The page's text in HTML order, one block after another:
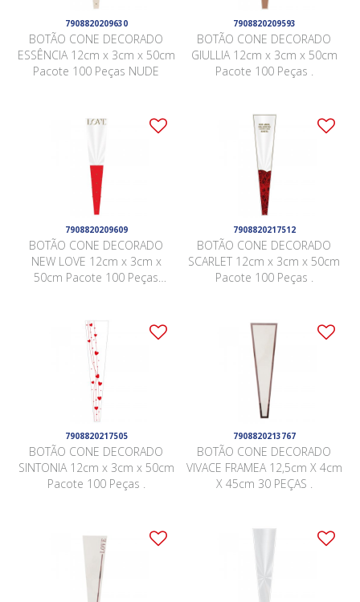
7908820209630
BOTÃO CONE DECORADO
ESSÊNCIA 12cm x 3cm x 50cm
Pacote 100 Peças NUDE
7908820209593
BOTÃO CONE DECORADO
GIULLIA 12cm x 3cm x 50cm
Pacote 100 Peças .
7908820209609
BOTÃO CONE DECORADO
NEW LOVE 12cm x 3cm x
50cm Pacote 100 Peças
7908820217512
BOTÃO CONE DECORADO
SCARLET 12cm x 3cm x 50cm
Pacote 100 Peças .
7908820217505
BOTÃO CONE DECORADO
SINTONIA 12cm x 3cm x 50cm
Pacote 100 Peças .
7908820213767
BOTÃO CONE DECORADO
VIVACE FRAMEA 12,5cm X 4cm
X 45cm 30 PEÇAS .